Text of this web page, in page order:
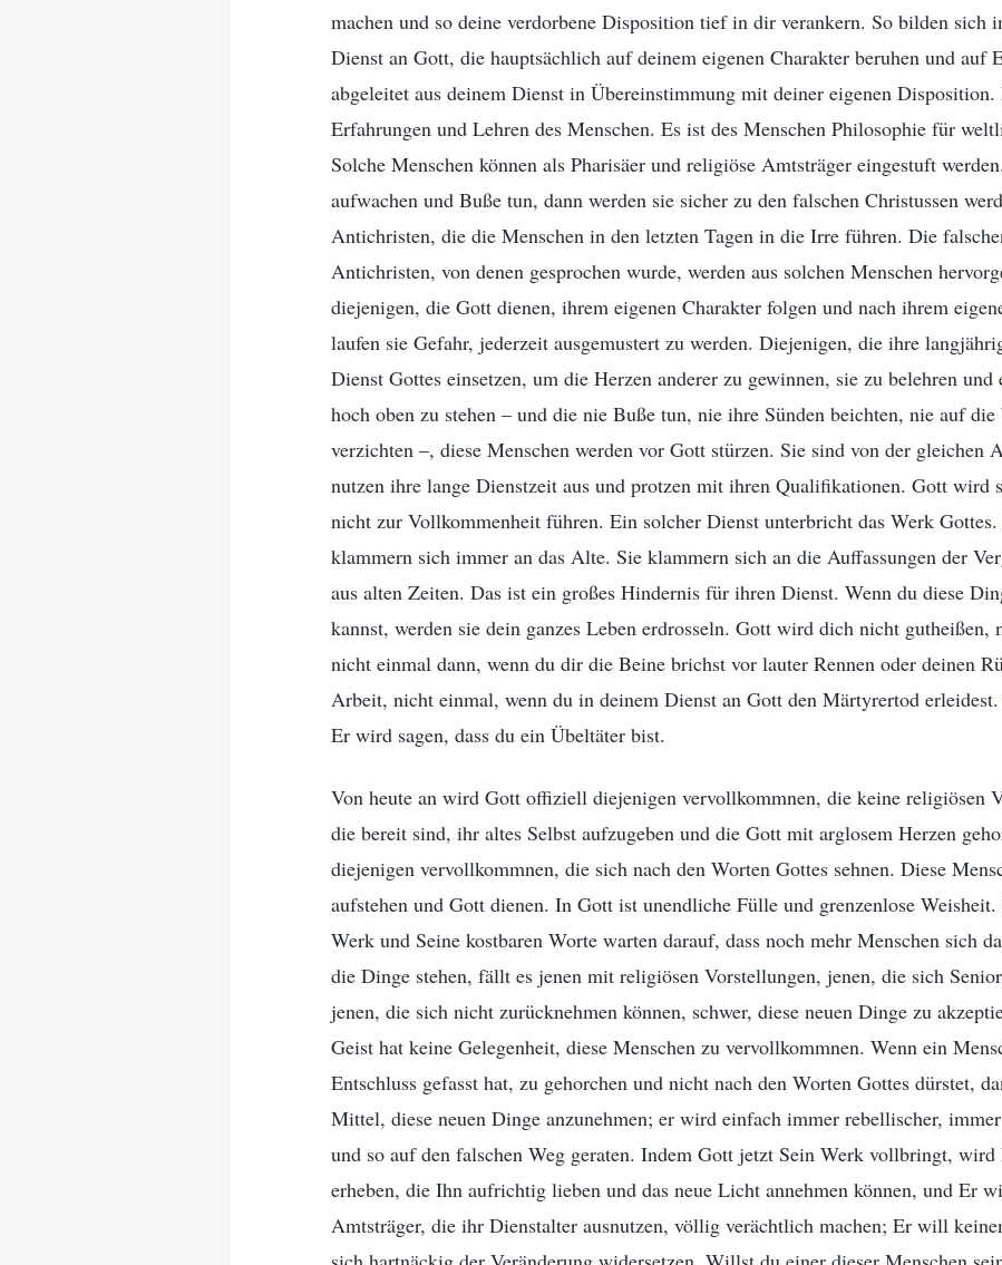
machen und so deine verdorbene Disposition tief in dir verankern. So bilden sich
Dienst an Gott, die hauptsächlich auf deinem eigenen Charakter beruhen und auf
abgeleitet aus deinem Dienst in Übereinstimmung mit deiner eigenen
Erfahrungen und Lehren des Menschen. Es ist des Menschen Philosophie für
Solche Menschen können als Pharisäer und religiöse Amtsträger eingestuft
aufwachen und Buße tun, dann werden sie sicher zu den falschen Christussen
Antichristen, die die Menschen in den letzten Tagen in die Irre führen. Die
Antichristen, von denen gesprochen wurde, werden aus solchen Menschen
diejenigen, die Gott dienen, ihrem eigenen Charakter folgen und nach ihrem
laufen sie Gefahr, jederzeit ausgemustert zu werden. Diejenigen, die ihre
Dienst Gottes einsetzen, um die Herzen anderer zu gewinnen, sie zu belehren und
hoch oben zu stehen – und die nie Buße tun, nie ihre Sünden beichten, nie auf
verzichten –, diese Menschen werden vor Gott stürzen. Sie sind von der gleichen
nutzen ihre lange Dienstzeit aus und protzen mit ihren Qualifikationen. Gott wird
nicht zur Vollkommenheit führen. Ein solcher Dienst unterbricht das Werk
klammern sich immer an das Alte. Sie klammern sich an die Auffassungen der
aus alten Zeiten. Das ist ein großes Hindernis für ihren Dienst. Wenn du diese
kannst, werden sie dein ganzes Leben erdrosseln. Gott wird dich nicht gutheißen,
nicht einmal dann, wenn du dir die Beine brichst vor lauter Rennen oder deinen
Arbeit, nicht einmal, wenn du in deinem Dienst an Gott den Märtyrertod
Er wird sagen, dass du ein Übeltäter bist.
Von heute an wird Gott offiziell diejenigen vervollkommnen, die keine religiösen
die bereit sind, ihr altes Selbst aufzugeben und die Gott mit arglosem Herzen
diejenigen vervollkommnen, die sich nach den Worten Gottes sehnen. Diese
aufstehen und Gott dienen. In Gott ist unendliche Fülle und grenzenlose Weisheit.
Werk und Seine kostbaren Worte warten darauf, dass noch mehr Menschen sich
die Dinge stehen, fällt es jenen mit religiösen Vorstellungen, jenen, die sich
jenen, die sich nicht zurücknehmen können, schwer, diese neuen Dinge zu
Geist hat keine Gelegenheit, diese Menschen zu vervollkommnen. Wenn ein
Entschluss gefasst hat, zu gehorchen und nicht nach den Worten Gottes dürstet,
Mittel, diese neuen Dinge anzunehmen; er wird einfach immer rebellischer,
und so auf den falschen Weg geraten. Indem Gott jetzt Sein Werk vollbringt, wird
erheben, die Ihn aufrichtig lieben und das neue Licht annehmen können, und Er
Amtsträger, die ihr Dienstalter ausnutzen, völlig verächtlich machen; Er will